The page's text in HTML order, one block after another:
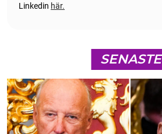
Linkedin här.
SENASTE